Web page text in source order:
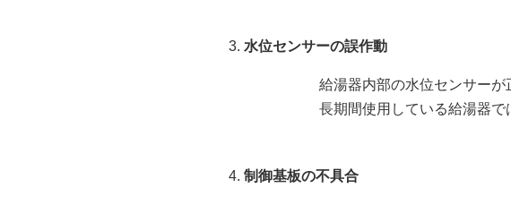
水位センサーの誤作動
給湯器内部の水位センサー
長期間使用している給湯器で
制御基板の不具合